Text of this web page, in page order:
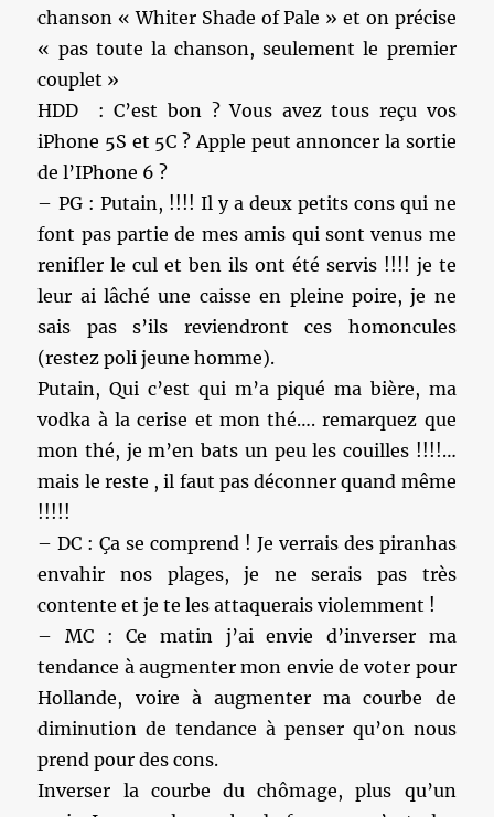
chanson « Whiter Shade of Pale » et on précise
« pas toute la chanson, seulement le premier
couplet »
HDD : C’est bon ? Vous avez tous reçu vos
iPhone 5S et 5C ? Apple peut annoncer la sortie
de l’IPhone 6 ?
– PG : Putain, !!!! Il y a deux petits cons qui ne
font pas partie de mes amis qui sont venus me
renifler le cul et ben ils ont été servis !!!! je te
leur ai lâché une caisse en pleine poire, je ne
sais pas s’ils reviendront ces homoncules
(restez poli jeune homme).
Putain, Qui c’est qui m’a piqué ma bière, ma
vodka à la cerise et mon thé…. remarquez que
mon thé, je m’en bats un peu les couilles !!!!…
mais le reste , il faut pas déconner quand même
!!!!!
– DC : Ça se comprend ! Je verrais des piranhas
envahir nos plages, je ne serais pas très
contente et je te les attaquerais violemment !
– MC : Ce matin j’ai envie d’inverser ma
tendance à augmenter mon envie de voter pour
Hollande, voire à augmenter ma courbe de
diminution de tendance à penser qu’on nous
prend pour des cons.
Inverser la courbe du chômage, plus qu’un